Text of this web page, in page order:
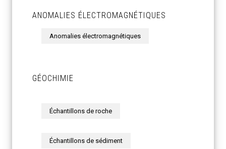
ANOMALIES ÉLECTROMAGNÉTIQUES
Anomalies électromagnétiques
GÉOCHIMIE
Échantillons de roche
Échantillons de sédiment